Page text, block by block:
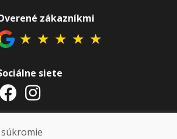
zákazníkmi
★ ★ ★ ★ ★
siete
hodiny
súkromie